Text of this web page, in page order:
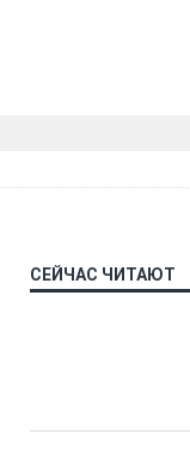
СЕЙЧАС ЧИТАЮТ